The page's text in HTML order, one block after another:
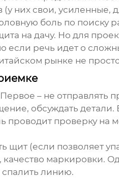
(у них свои,
боль по поиску
на дачу. Но для
если речь идет о
рынке не
Первое – не
обсуждать
проверку на
щит (если позволяет
качество маркировки.
линию.